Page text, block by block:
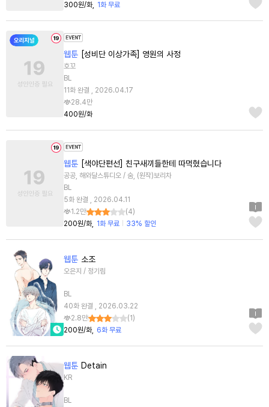
300원/화
1화 무료
웹툰 [성비단 이상가족] 영원의 사정
호꼬
BL
11화 완결 , 2026.04.17
28.4만
400원/화
웹툰 [색야단편선] 친구새끼들한테 따먹혔습니다
공공, 해와달스튜디오 / 숨, (원작)보리차
BL
5화 완결 , 2026.04.11
1.2만
(4)
200원/화
1화 무료 33% 할인
웹툰 소조
오은지 / 정기림
BL
40화 완결 , 2026.03.22
2.8만
(1 )
200원/화
6화 무료
웹툰 Detain
KR
BL